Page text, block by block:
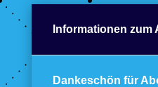
Informationen zum
Dankeschön für